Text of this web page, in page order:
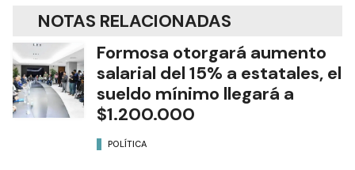
NOTAS RELACIONADAS
Formosa otorgará aumento
salarial del 15% a estatales, el
sueldo mínimo llegará a
$1.200.000
POLÍTICA